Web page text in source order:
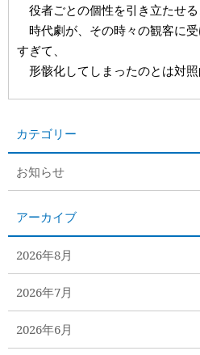
役者ごとの個性を引き立たせる
時代劇が、その時々の観客に
すぎて、
形骸化してしまったのとは対照
カテゴリー
お知らせ
アーカイブ
2026年8月
2026年7月
2026年6月